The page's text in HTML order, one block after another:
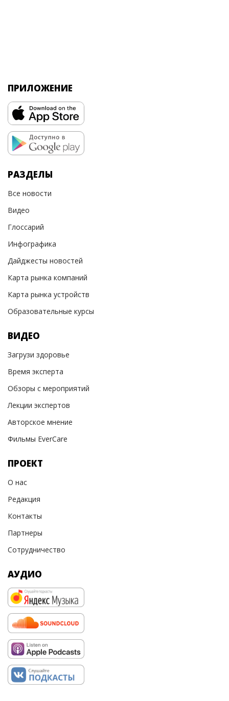
ПРИЛОЖЕНИЕ
РАЗДЕЛЫ
Все новости
Видео
Глоссарий
Инфографика
Дайджесты новостей
Карта рынка компаний
Карта рынка устройств
Образовательные курсы
ВИДЕО
Загрузи здоровье
Время эксперта
Обзоры с мероприятий
Лекции экспертов
Авторское мнение
Фильмы EverCare
ПРОЕКТ
О нас
Редакция
Контакты
Партнеры
Сотрудничество
АУДИО